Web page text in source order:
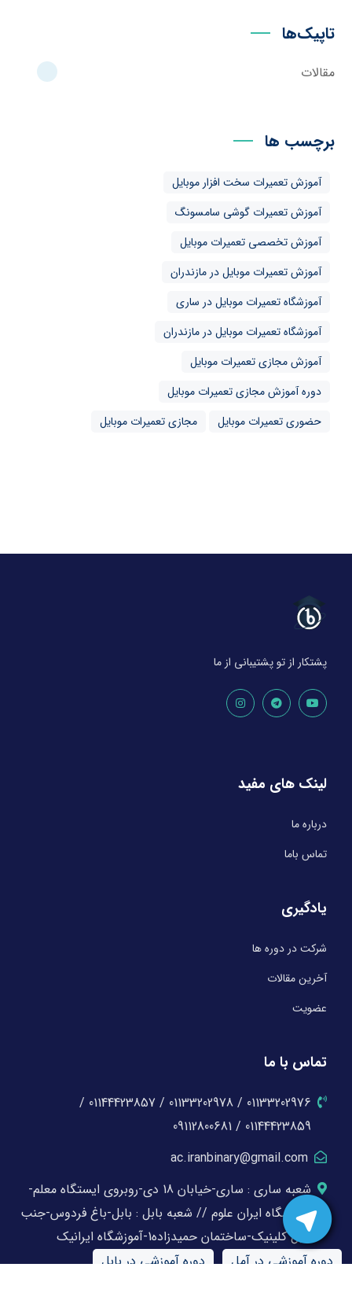
تاپیک‌ها
مقالات
برچسب ها
آموزش تعمیرات سخت افزار موبایل
آموزش تعمیرات گوشی سامسونگ
آموزش تخصصی تعمیرات موبایل
آموزش تعمیرات موبایل در مازندران
آموزشگاه تعمیرات موبایل در ساری
آموزشگاه تعمیرات موبایل در مازندران
آموزش مجازی تعمیرات موبایل
دوره آموزش مجازی تعمیرات موبایل
حضوری تعمیرات موبایل
مجازی تعمیرات موبایل
پشتکار از تو پشتیبانی از ما
لینک های مفید
درباره ما
تماس باما
یادگیری
شرکت در دوره ها
آخرین مقالات
عضویت
تماس با ما
01133202976 / 01133202978 / 01144423857 /
01144423859 / 09112800681
ac.iranbinary@gmail.com
شعبه ساری : ساری-خیابان 18 دی-روبروی ایستگاه معلم-
آموزشگاه ایران علوم // شعبه بابل : بابل-باغ فردوس-جنب
بابل کلینیک-ساختمان حمیدزاده1-آموزشگاه ایرانیک
دوره آموزشی در آمل
دوره آموزشی در بابل